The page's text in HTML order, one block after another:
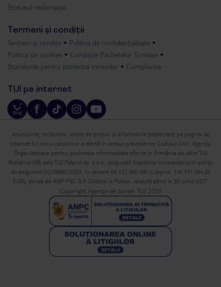
Statusul reclamației
Termeni și condiții
Termeni și condiții
Politica de confidențialitate
Politica de cookies
Condițiile Pachetelor Turistice
Standarde pentru protecția minorilor
Compliance
TUI pe internet
Anunțurile, reclamele, listele de prețuri și informațiile prezentate pe pagina de
internet tui.ro nu constituie o ofertă în sensul prevederilor Codului Civil. Agenția
Organizatoare pentru pachetele intermediate oferite în România de către TUI
România SRL este TUI Poland sp. z.o.o., asigurată împotriva insolvenței prin polița
de asigurare GU/00001/2026, în valoare de 612 000 000 zl (aprox. 145.157.064,05
EUR), emisă de AWP P&C S.A Oddzial w Polsce, valabilă până la 30 iunie 2027.
Copyright Agenție de turism TUI 2026